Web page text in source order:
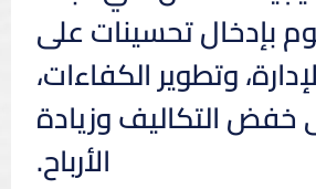
بإدخال تحسينات على
وتطوير الكفاءات،
خفض التكاليف وزيادة
الأرباح.